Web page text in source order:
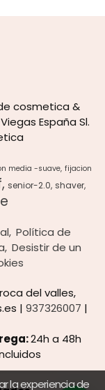
cosmetica &
España Sl.
media -suave fijacion
senior-2.0 shaver
Política de
Desistir de un
del valles,
| 937326007 |
24h a 48h
la experiencia de